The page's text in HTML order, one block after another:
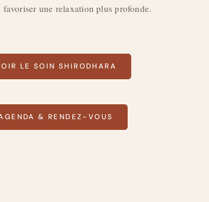
favoriser une relaxation plus profonde.
LE SOIN SHIRODHARA
& RENDEZ-VOUS